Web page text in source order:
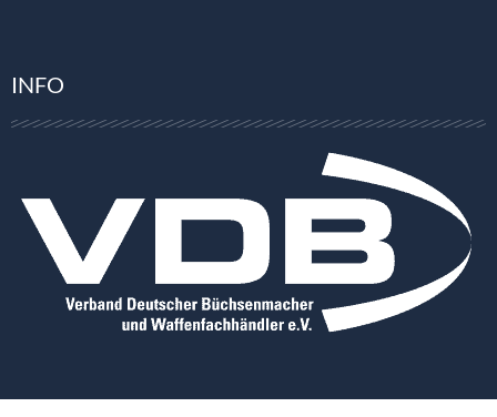
INFO